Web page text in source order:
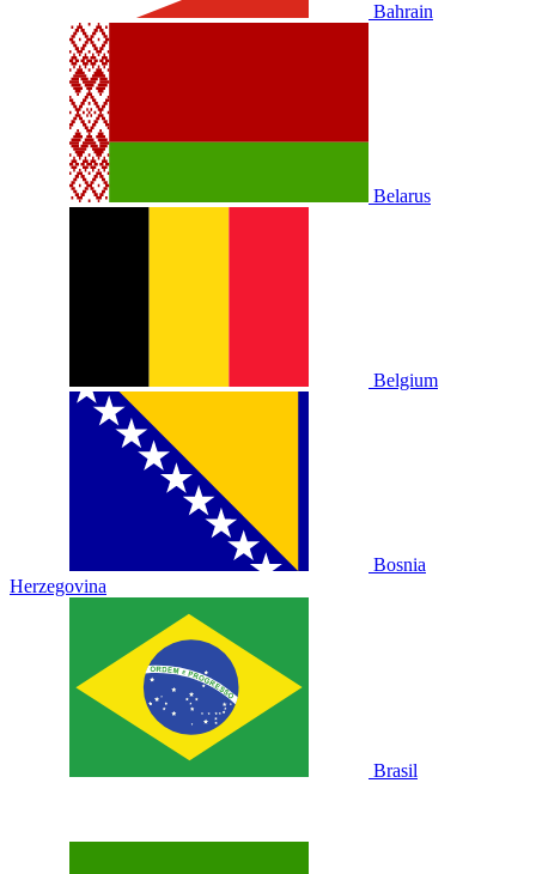
Bahrain
Belarus
Belgium
Bosnia
Herzegovina
Brasil